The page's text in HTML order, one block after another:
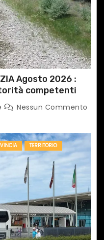
Agosto 2026 :
competenti
Nessun Commento
TERRITORIO